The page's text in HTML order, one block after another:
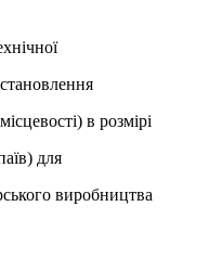
в розмірі
для
виробництва